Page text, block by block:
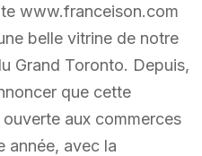
www.franceison.com
belle vitrine de notre
Grand Toronto. Depuis,
que cette
aux commerces
année, avec la